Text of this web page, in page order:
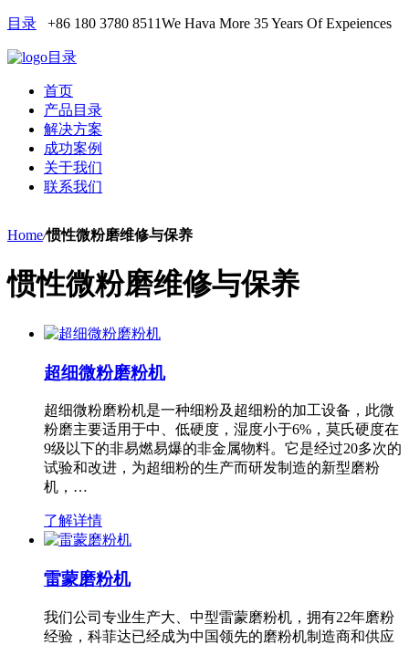
目录 +86 180 3780 8511We Hava More 35 Years Of Expeiences
目录
首页
产品目录
解决方案
成功案例
关于我们
联系我们
Home/惯性微粉磨维修与保养
惯性微粉磨维修与保养
超细微粉磨粉机
超细微粉磨粉机是一种细粉及超细粉的加工设备，此微
粉磨主要适用于中、低硬度，湿度小于6%，莫氏硬度在
9级以下的非易燃易爆的非金属物料。它是经过20多次的
试验和改进，为超细粉的生产而研发制造的新型磨粉
机，…
了解详情
雷蒙磨粉机
我们公司专业生产大、中型雷蒙磨粉机，拥有22年磨粉
经验，科菲达已经成为中国领先的磨粉机制造商和供应